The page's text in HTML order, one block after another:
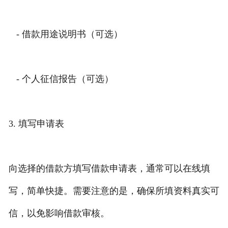
- 借款用途说明书（可选）
- 个人征信报告（可选）
3. 填写申请表
向选择的借款方填写借款申请表，通常可以在线填
写，简单快捷。需要注意的是，确保所填资料真实可
信，以免影响借款审核。